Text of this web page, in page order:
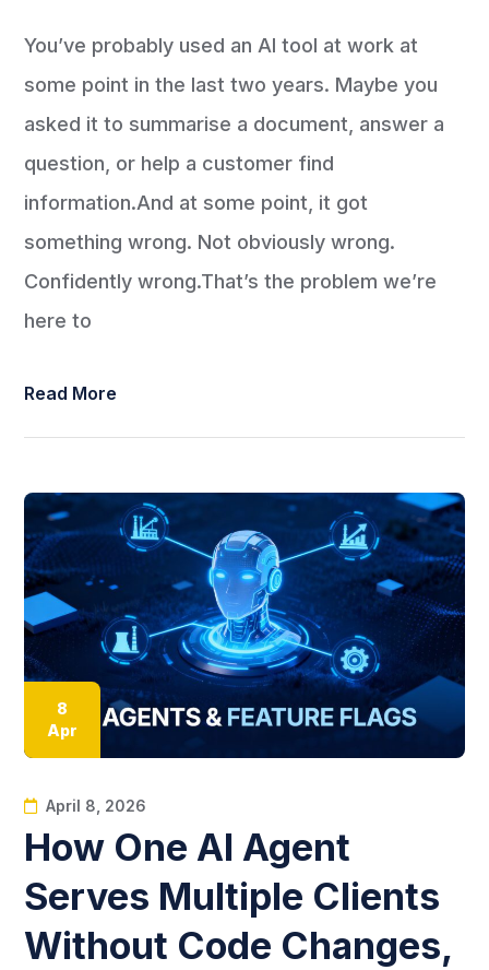
You’ve probably used an AI tool at work at
some point in the last two years. Maybe you
asked it to summarise a document, answer a
question, or help a customer find
information.And at some point, it got
something wrong. Not obviously wrong.
Confidently wrong.That’s the problem we’re
here to
Read More
8
Apr
April 8, 2026
How One AI Agent
Serves Multiple Clients
Without Code Changes,